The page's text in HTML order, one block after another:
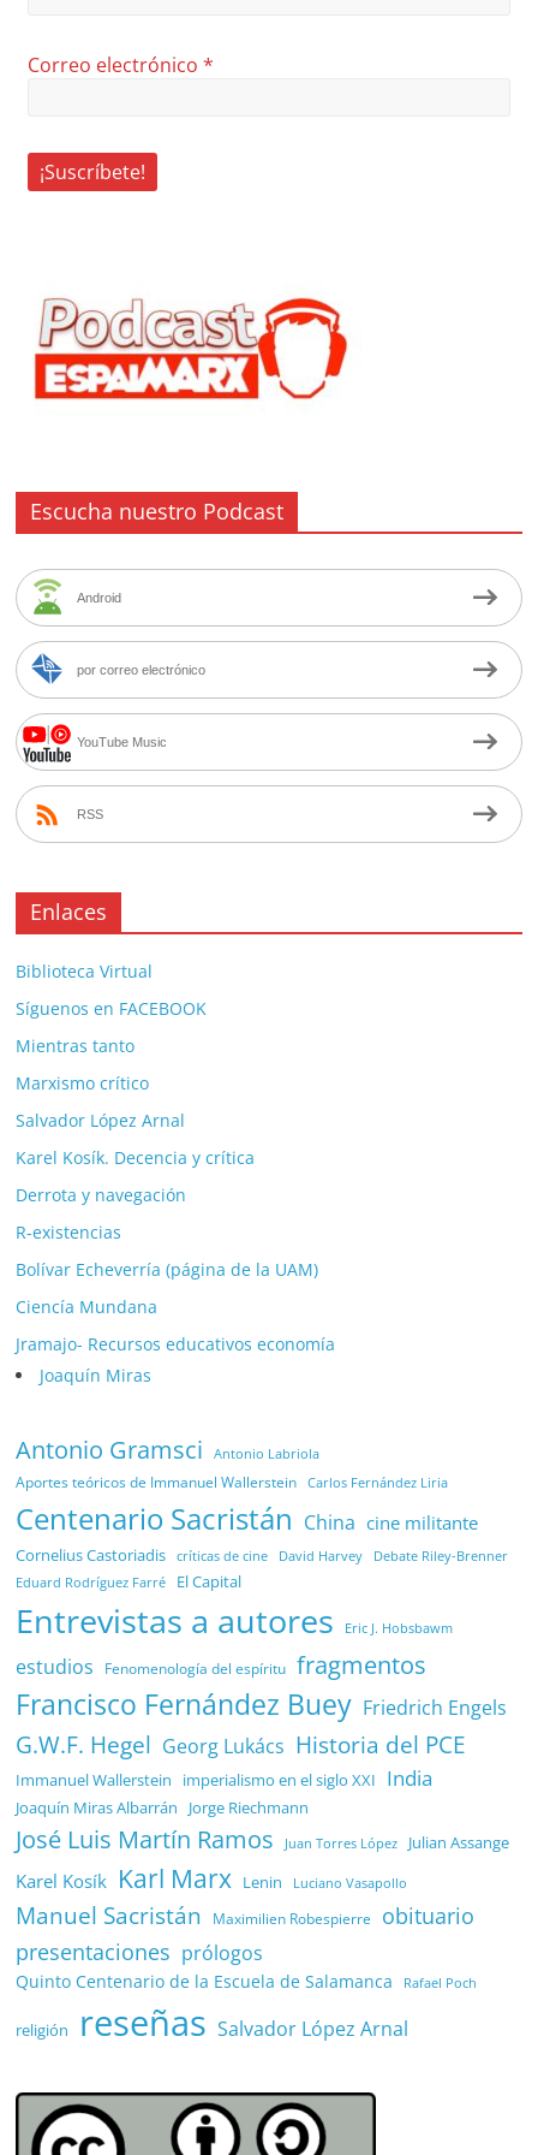
Correo electrónico*
Escucha nuestro Podcast
Android
por correo electrónico
YouTube Music
RSS
Enlaces
Biblioteca Virtual
Síguenos en FACEBOOK
Mientras tanto
Marxismo crítico
Salvador López Arnal
Karel Kosík. Decencia y crítica
Derrota y navegación
R-existencias
Bolívar Echeverría (página de la UAM)
Ciencía Mundana
Jramajo- Recursos educativos economía
Joaquín Miras
Antonio Gramsci Antonio Labriola
Aportes teóricos de Immanuel Wallerstein Carlos Fernández Liria
Centenario Sacristán China cine militante
Cornelius Castoriadis críticas de cine David Harvey Debate Riley-Brenner
Eduard Rodríguez Farré El Capital
Entrevistas a autores Eric J. Hobsbawm
estudios Fenomenología del espíritu fragmentos
Francisco Fernández Buey Friedrich Engels
G.W.F. Hegel Georg Lukács Historia del PCE
Immanuel Wallerstein imperialismo en el siglo XXI India
Joaquín Miras Albarrán Jorge Riechmann
José Luis Martín Ramos Juan Torres López Julian Assange
Karel Kosík Karl Marx Lenin Luciano Vasapollo
Manuel Sacristán Maximilien Robespierre
obituario
presentaciones prólogos
Quinto Centenario de la Escuela de Salamanca Rafael Poch
religión reseñas Salvador López Arnal